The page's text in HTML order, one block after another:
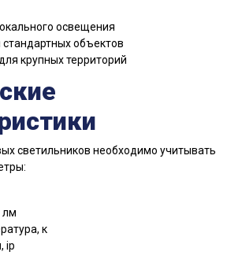
освещения
объектов
крупных территорий
светильников необходимо учитывать
лм
к
ip